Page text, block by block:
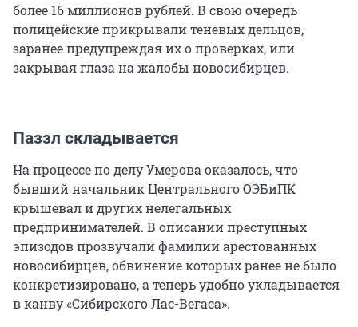
более 16 миллионов рублей. В свою очередь
полицейские прикрывали теневых дельцов,
заранее предупреждая их о проверках, или
закрывая глаза на жалобы новосибирцев.
Паззл складывается
На процессе по делу Умерова оказалось, что
бывший начальник Центрального ОЭБиПК
крышевал и других нелегальных
предпринимателей. В описании преступных
эпизодов прозвучали фамилии арестованных
новосибирцев, обвинение которых ранее не было
конкретизировано, а теперь удобно укладывается
в канву «Сибирского Лас-Вегаса».